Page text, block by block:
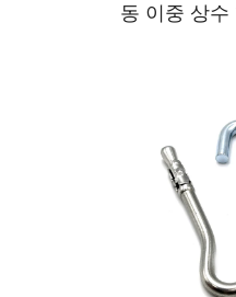
동 이중 상수